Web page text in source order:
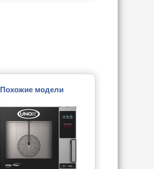
Похожие модели